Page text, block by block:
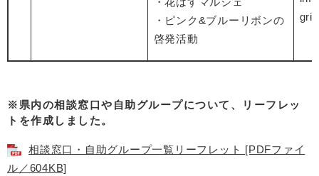
・ピンク&ブルーリボンの
啓発活動​
※県内の相談窓口や自助グループについて、リーフレッ
トを作成しました。
相談窓口・自助グループ一覧リーフレット [PDFファイ
ル／604KB]